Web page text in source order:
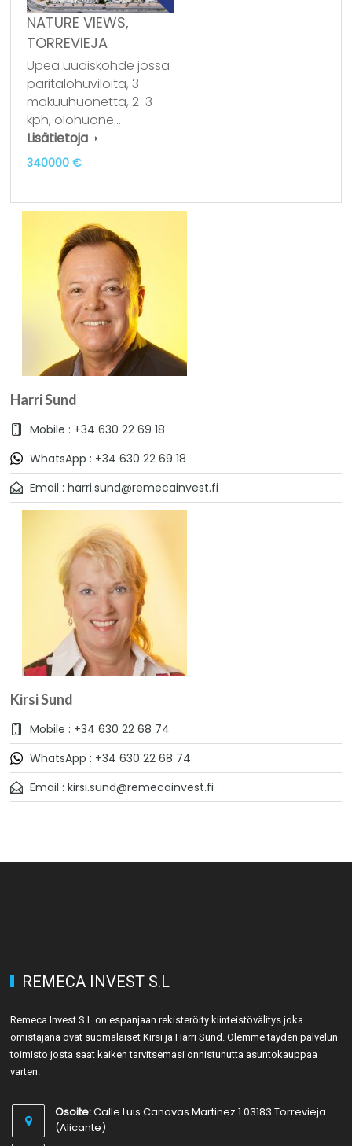
NATURE VIEWS,
TORREVIEJA
Upea uudiskohde jossa
paritalohuviloita, 3
makuuhuonetta, 2-3
kph, olohuone…
Lisätietoja
340000 €
Harri Sund
Mobile : +34 630 22 69 18
WhatsApp : +34 630 22 69 18
Email : harri.sund@remecainvest.fi
Kirsi Sund
Mobile : +34 630 22 68 74
WhatsApp : +34 630 22 68 74
Email : kirsi.sund@remecainvest.fi
REMECA INVEST S.L
Remeca Invest S.L on espanjaan rekisteröity kiinteistövälitys joka
omistajana ovat suomalaiset Kirsi ja Harri Sund. Olemme täyden palvelun
toimisto josta saat kaiken tarvitsemasi onnistunutta asuntokauppaa
varten.
Osoite:Calle Luis Canovas Martinez 1 03183 Torrevieja
(Alicante)